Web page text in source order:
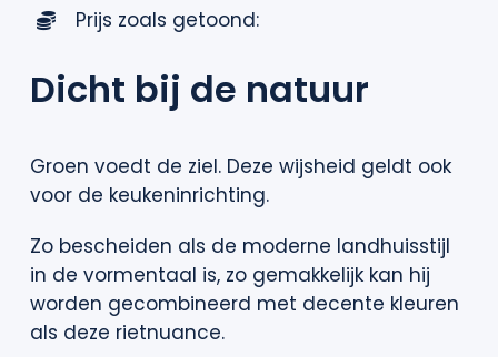
Prijs zoals getoond:
Dicht bij de natuur
Groen voedt de ziel. Deze wijsheid geldt ook
voor de keukeninrichting.
Zo bescheiden als de moderne landhuisstijl
in de vormentaal is, zo gemakkelijk kan hij
worden gecombineerd met decente kleuren
als deze rietnuance.